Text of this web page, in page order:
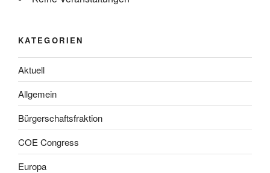
KATEGORIEN
Aktuell
Allgemein
Bürgerschaftsfraktion
COE Congress
Europa